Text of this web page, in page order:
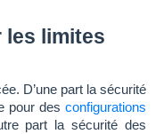
les limites
D’une part la sécurité
pour des configurations
part la sécurité des